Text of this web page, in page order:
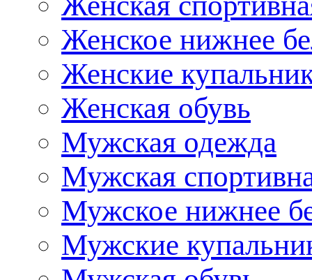
Женское нижнее
Женские
Женская обувь
Мужская одежда
Мужская
Мужское нижнее
Мужские